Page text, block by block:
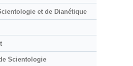
et de Dianétique
Scientologie